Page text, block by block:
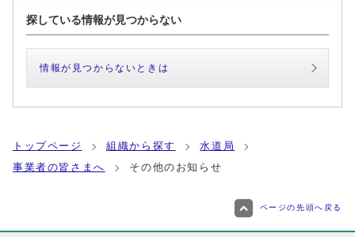
探している情報が見つからない
情報が見つからないときは
トップページ 組織から探す
水道局
事業者の皆さまへ
その他のお知らせ
ページの先頭へ戻る